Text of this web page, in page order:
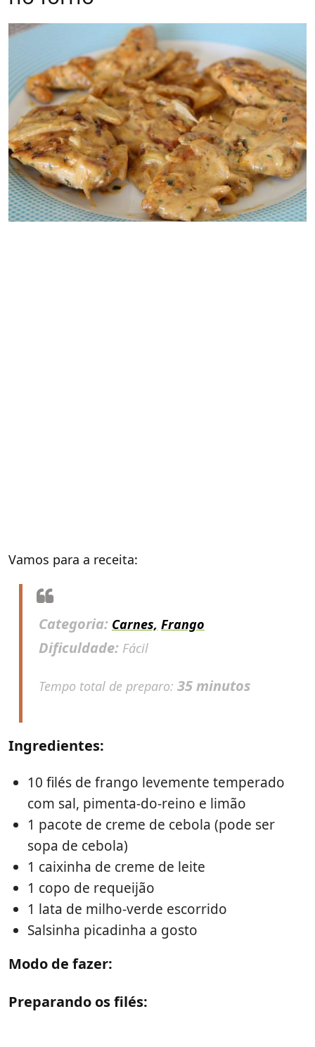
Vamos para a receita:
Categoria: Carnes, Frango
Dificuldade: Fácil
Tempo total de preparo: 35 minutos
Ingredientes:
10 filés de frango levemente temperado
com sal, pimenta-do-reino e limão
1 pacote de creme de cebola (pode ser
sopa de cebola)
1 caixinha de creme de leite
1 copo de requeijão
1 lata de milho-verde escorrido
Salsinha picadinha a gosto
Modo de fazer:
Preparando os filés: